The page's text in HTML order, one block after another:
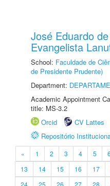
José Eduardo
Evangelista
School: Faculdade de
de Presidente Prudente)
Department:
Academic Appointment
title: MS-3.2
Orcid
CV Lattes
Repositório
« 1 2 3 4 5 6
13
14 15 16 17
24
25 26 27 28